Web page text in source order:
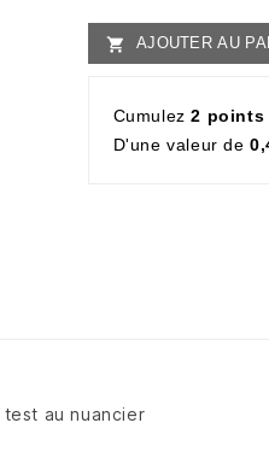
 AJOUTER AU
Cumulez2 points
D'une valeur de
au nuancier